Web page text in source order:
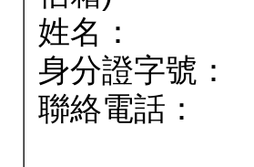
姓名：
身分證字號：
聯絡電話：